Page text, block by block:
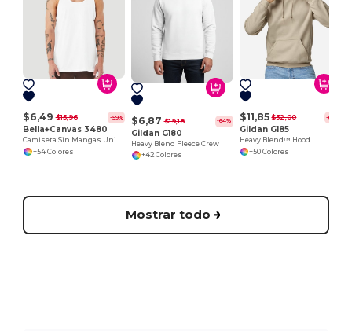
$6,49 $15,96 -59%
Bella+Canvas 3480
Camiseta Sin Mangas Unisex de Algodón Premium
+54 Colores
$6,87 $19,18 -64%
Gildan G180
Heavy Blend Fleece Crew
+42 Colores
$11,85 $32,00 -63%
Gildan G185
Heavy Blend™ Hood
+50 Colores
Mostrar todo